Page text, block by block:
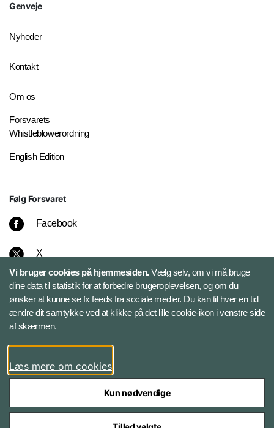
Genveje
Nyheder
Kontakt
Om os
Forsvarets
Whistleblowerordning
English Edition
Følg Forsvaret
Facebook
X
Instagram
Bluesky
LinkedIn
Vi bruger cookies på hjemmesiden.Vælg selv, om vi må bruge
dine data til statistik for at forbedre brugeroplevelsen, og om du
ønsker at kunne se fx feeds fra sociale medier. Du kan til hver en tid
ændre dit samtykke ved at klikke på det lille cookie-ikon i venstre side
af skærmen.
Læs mere om cookies
Kun nødvendige